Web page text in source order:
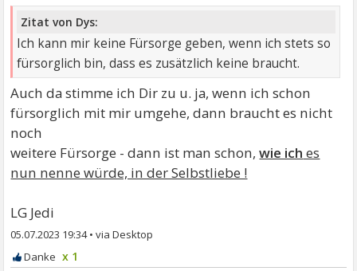
Zitat von Dys:
Ich kann mir keine Fürsorge geben, wenn ich stets so
fürsorglich bin, dass es zusätzlich keine braucht.
Auch da stimme ich Dir zu u. ja, wenn ich schon
fürsorglich mit mir umgehe, dann braucht es nicht
noch
weitere Fürsorge - dann ist man schon,wie ich es
nun nenne würde, in der Selbstliebe !
LG Jedi
05.07.2023 19:34•
x 1